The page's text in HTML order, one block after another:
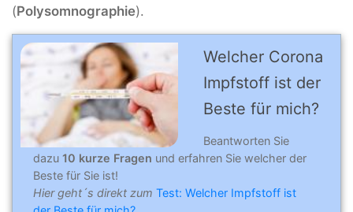
(Polysomnographie).
Welcher Corona
Impfstoff ist der
Beste für mich?
Beantworten Sie
dazu 10 kurze Fragen und erfahren Sie welcher der
Beste für Sie ist!
Hier geht´s direkt zum Test: Welcher Impfstoff ist